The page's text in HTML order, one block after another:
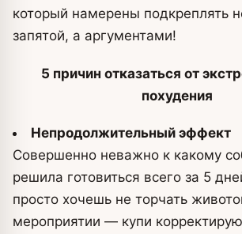
который намерены подкреплять
запятой, а аргументами!
5 причин отказаться от
похудения
Непродолжительный эффект
Совершенно неважно к какому
решила готовиться всего за 5
просто хочешь не торчать
мероприятии — купи